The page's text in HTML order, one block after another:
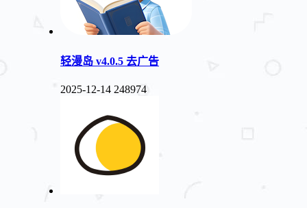
轻漫岛 v4.0.5 去广告
2025-12-14 248974